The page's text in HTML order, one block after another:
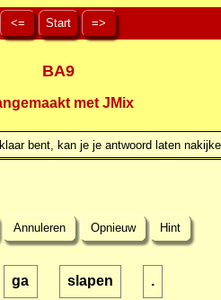
<= Start =>
BA9
met JMix
bent, kan je je antwoord laten
Annuleren Opnieuw Hint
ga slapen .